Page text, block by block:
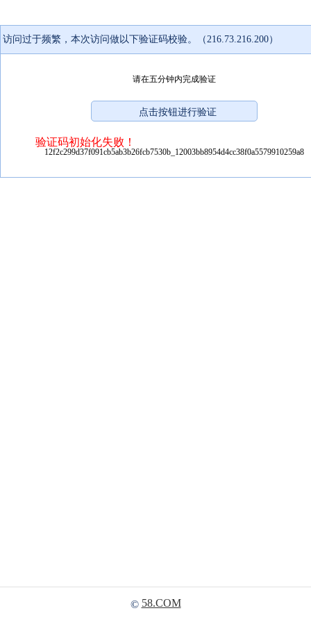
访问过于频繁，本次访问做以下验证码校验。（216.73.216.200）
请在五分钟内完成验证
验证码初始化失败！
12f2c299d37f091cb5ab3b26fcb7530b_12003bb8954d4cc38f0a5579910259a8
© 58.COM